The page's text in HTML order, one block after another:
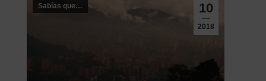
10
2018
Sabías que…